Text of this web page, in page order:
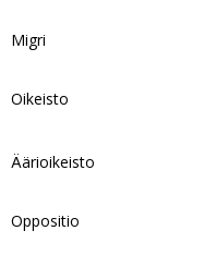
Migri
Oikeisto
Äärioikeisto
Oppositio